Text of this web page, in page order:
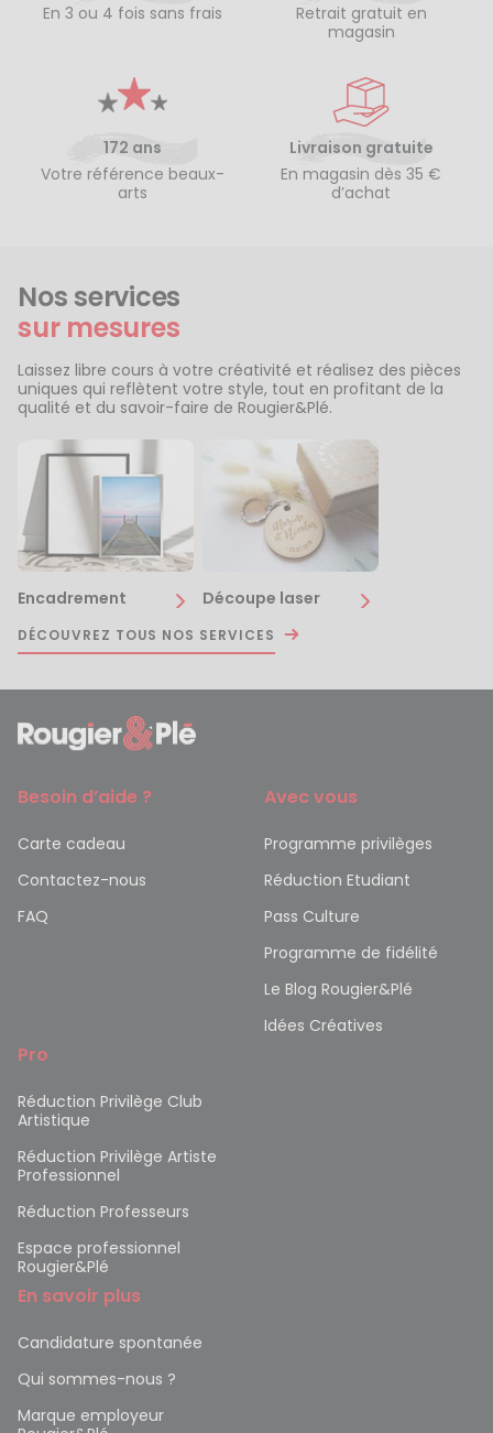
En 3 ou 4 fois sans frais
Retrait gratuit en
magasin
172 ans
Votre référence beaux-
arts
Livraison gratuite
En magasin dès 35 €
d’achat
Nos services
sur mesures
Laissez libre cours à votre créativité et réalisez des pièces
uniques qui reflètent votre style, tout en profitant de la
qualité et du savoir-faire de Rougier&Plé.
Encadrement Découpe laser
DÉCOUVREZ TOUS NOS SERVICES
Besoin d’aide ?
Carte cadeau
Contactez-nous
FAQ
Avec vous
Programme privilèges
Réduction Etudiant
Pass Culture
Programme de fidélité
Le Blog Rougier&Plé
Idées Créatives
Pro
Réduction Privilège Club
Artistique
Réduction Privilège Artiste
Professionnel
Réduction Professeurs
Espace professionnel
Rougier&Plé
En savoir plus
Candidature spontanée
Qui sommes-nous ?
Marque employeur